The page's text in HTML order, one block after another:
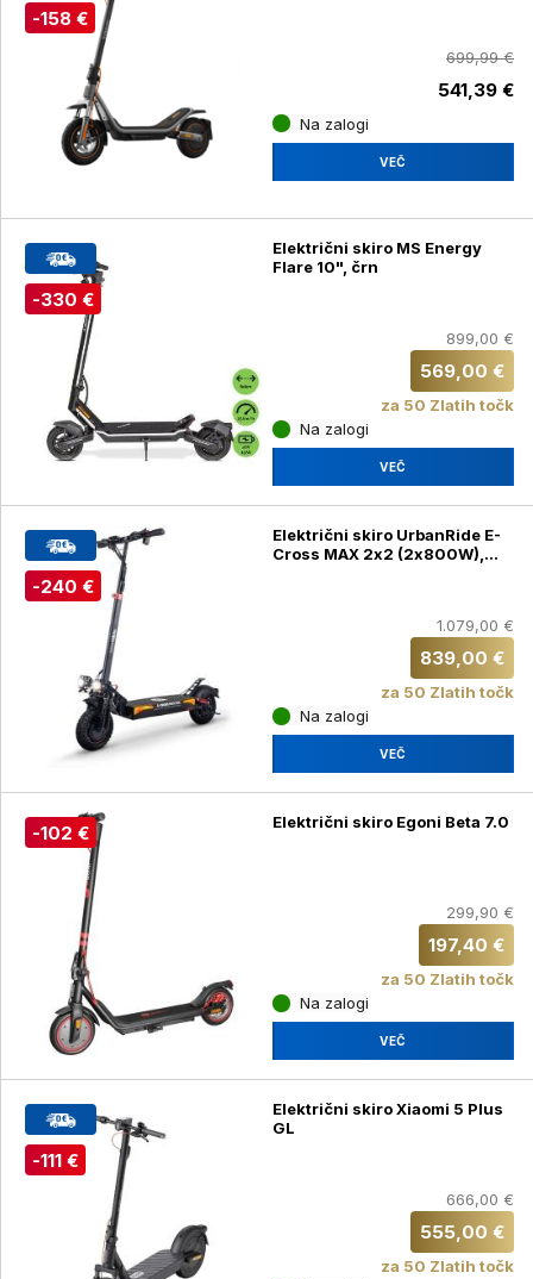
-158 €
699,99 €
541,39 €
Na zalogi
VEČ
-330 €
Električni skiro MS Energy
Flare 10", črn
899,00 €
569,00 €
za 50 Zlatih točk
Na zalogi
VEČ
-240 €
Električni skiro UrbanRide E-
Cross MAX 2x2 (2x800W),
1.079,00 €
839,00 €
za 50 Zlatih točk
Na zalogi
VEČ
-102 € Električni skiro Egoni Beta 7.0
299,90 €
197,40 €
za 50 Zlatih točk
Na zalogi
VEČ
-111 €
Električni skiro Xiaomi 5 Plus
GL
666,00 €
555,00 €
za 50 Zlatih točk